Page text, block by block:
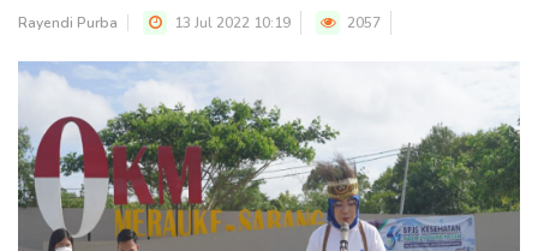
Rayendi Purba 13 Jul 2022 10:19 2057